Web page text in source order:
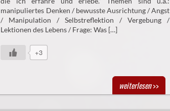
manipuliertes Denken / bewusste Ausrichtung / Angst
/ Manipulation / Selbstreflektion / Vergebung /
Lektionen des Lebens / Frage: Was […]
+3
weiterlesen>>